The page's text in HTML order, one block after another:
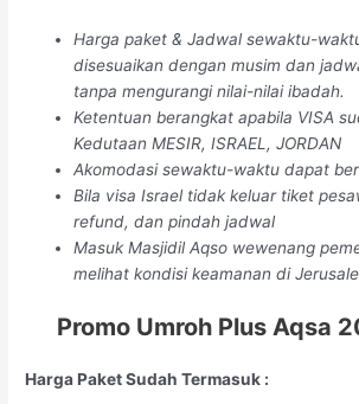
Harga paket & Jadwal sewaktu-
disesuaikan dengan musim dan
tanpa mengurangi nilai-nilai ibadah.
Ketentuan berangkat apabila VISA
Kedutaan MESIR, ISRAEL, JORDAN
Akomodasi sewaktu-waktu dapat
Bila visa Israel tidak keluar tiket
refund, dan pindah jadwal
Masuk Masjidil Aqso wewenang
melihat kondisi keamanan di
Promo Umroh Plus Aqsa
Harga Paket Sudah Termasuk :